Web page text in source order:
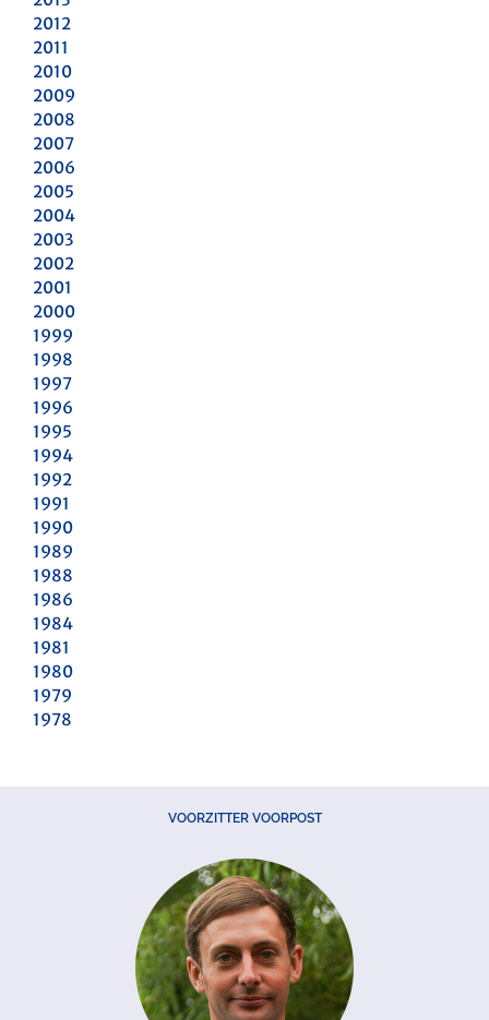
2012
2011
2010
2009
2008
2007
2006
2005
2004
2003
2002
2001
2000
1999
1998
1997
1996
1995
1994
1992
1991
1990
1989
1988
1986
1984
1981
1980
1979
1978
VOORZITTER VOORPOST